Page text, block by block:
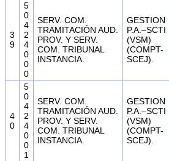
3
9
5
0
4
2
4
0
0
0
SERV. COM.
TRAMITACIÓN AUD.
PROV. Y SERV.
COM. TRIBUNAL
INSTANCIA.
GESTION
P.A.–SCTI
(VSM)
(COMPT-
SCEJ).
4
0
5
0
4
2
4
0
0
1
SERV. COM.
TRAMITACIÓN AUD.
PROV. Y SERV.
COM. TRIBUNAL
INSTANCIA.
GESTION
P.A.–SCTI
(VSM)
(COMPT-
SCEJ).